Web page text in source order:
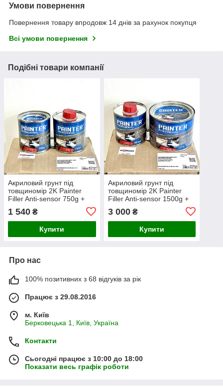
Умови повернення
Повернення товару впродовж 14 днів за рахунок покупця
Всі умови повернення
Подібні товари компанії
Акриловий грунт під
товщиномір 2K Painter
Filler Anti-sensor 750g +
1 540 ₴
Купити
Акриловий грунт під
товщиномір 2K Painter
Filler Anti-sensor 1500g +
3 000₴
Купити
Про нас
100% позитивних з 68 відгуків за рік
Працює з 29.08.2016
м. Київ
Берковецька 1, Київ, Україна
Контакти
Сьогодні працює з 10:00 до 18:00
Показати весь графік роботи